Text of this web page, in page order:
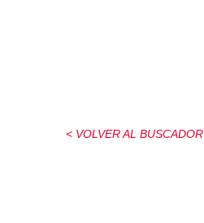
< VOLVER AL BUSCADOR